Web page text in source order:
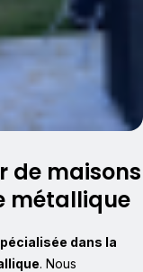
de maisons
métallique
dans la
. Nous